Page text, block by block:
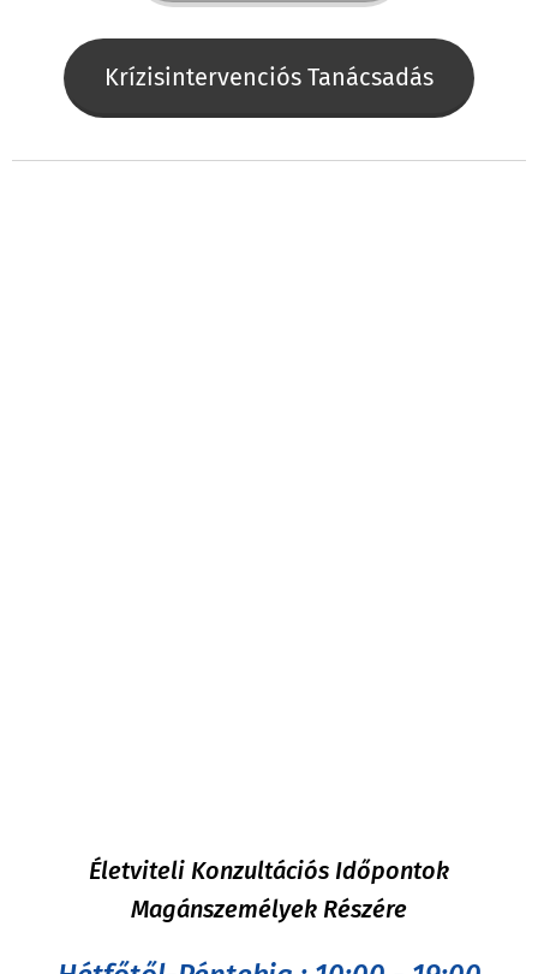
Krízisintervenciós Tanácsadás
Életviteli Konzultációs Időpontok
Magánszemélyek Részére